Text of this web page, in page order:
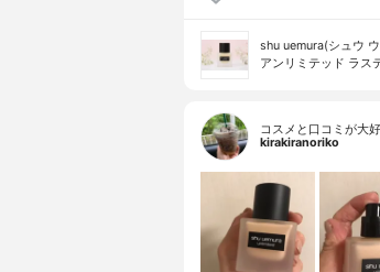
shu uemura(シュウ
アンリミテッド ラス
コスメと口コミが大
kirakiranoriko